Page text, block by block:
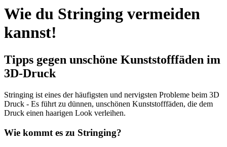
Wie du Stringing vermeiden
kannst!
Tipps gegen unschöne Kunststofffäden im
3D-Druck
Stringing ist eines der häufigsten und nervigsten Probleme beim 3D
Druck - Es führt zu dünnen, unschönen Kunststofffäden, die dem
Druck einen haarigen Look verleihen.
Wie kommt es zu Stringing?